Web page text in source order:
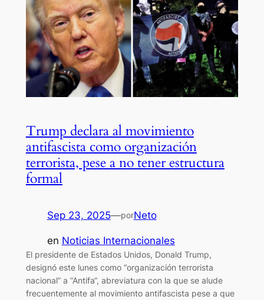
Trump declara al movimiento
antifascista como organización
terrorista, pese a no tener estructura
formal
Sep 23, 2025—porNeto
en Noticias Internacionales
El presidente de Estados Unidos, Donald Trump,
designó este lunes como “organización terrorista
nacional” a “Antifa“, abreviatura con la que se alude
frecuentemente al movimiento antifascista pese a que